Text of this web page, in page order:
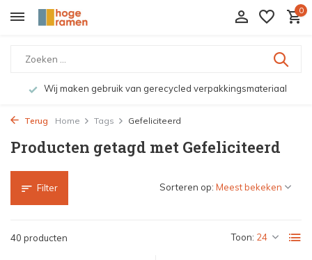
0
Wij maken gebruik van gerecycled verpakkingsmateriaal
Terug Home Tags Gefeliciteerd
Producten getagd met Gefeliciteerd
Filter
40 producten Toon:
Sorteren op: